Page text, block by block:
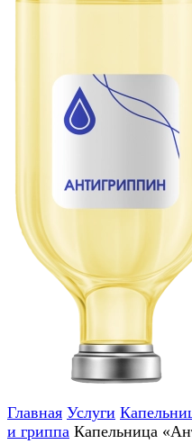
Главная Услуги
и гриппа Капельница